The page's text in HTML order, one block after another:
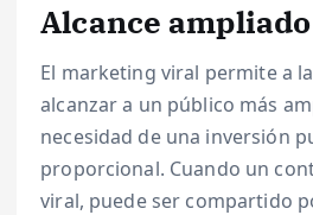
Alcance ampliado
El marketing viral permite a
alcanzar a un público más
necesidad de una inversión
proporcional. Cuando un
viral, puede ser compartido